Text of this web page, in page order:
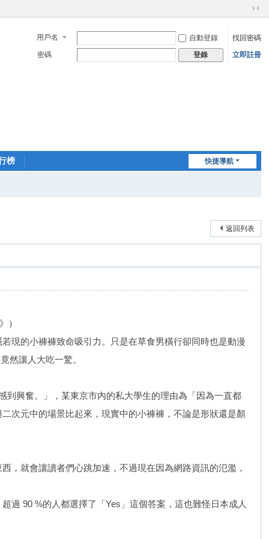
切
到
窄
用戶名 自動登錄
找回密碼
密碼
登錄 立即註冊
快捷導航
榜
返回列表
）
現的小褲褲致命吸引力。只是在草食男橫行卻同時也是動漫
然讓人大吃一驚。
到興奮。」，某東京市內的私大學生的理由為「因為一直都
次元中的場景比起來，現實中的小褲褲，不論是形狀還是顏
，就會讓讀者們心跳加速，不過現在因為網路資訊的氾濫，
過 90 %的人都選擇了「Yes」這個答案，這也難怪日本成人